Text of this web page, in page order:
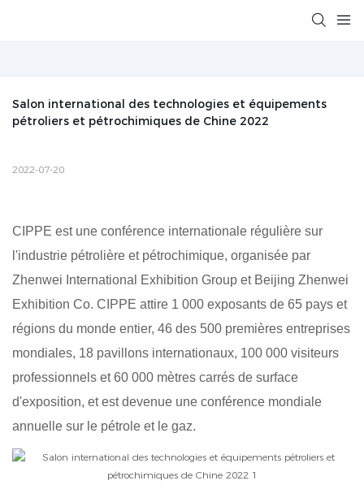
Salon international des technologies et équipements
pétroliers et pétrochimiques de Chine 2022
2022-07-20
CIPPE est une conférence internationale régulière sur
l'industrie pétrolière et pétrochimique, organisée par
Zhenwei International Exhibition Group et Beijing Zhenwei
Exhibition Co. CIPPE attire 1 000 exposants de 65 pays et
régions du monde entier, 46 des 500 premières entreprises
mondiales, 18 pavillons internationaux, 100 000 visiteurs
professionnels et 60 000 mètres carrés de surface
d'exposition, et est devenue une conférence mondiale
annuelle sur le pétrole et le gaz.